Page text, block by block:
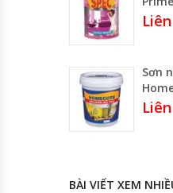
Sơn
BÀI VIẾT XEM